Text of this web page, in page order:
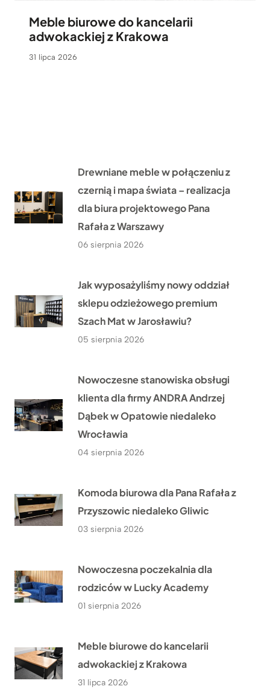
Meble biurowe do kancelarii
adwokackiej z Krakowa
31 lipca 2026
Drewniane meble w połączeniu z
czernią i mapa świata – realizacja
dla biura projektowego Pana
Rafała z Warszawy
06 sierpnia 2026
Jak wyposażyliśmy nowy oddział
sklepu odzieżowego premium
Szach Mat w Jarosławiu?
05 sierpnia 2026
Nowoczesne stanowiska obsługi
klienta dla firmy ANDRA Andrzej
Dąbek w Opatowie niedaleko
Wrocławia
04 sierpnia 2026
Komoda biurowa dla Pana Rafała z
Przyszowic niedaleko Gliwic
03 sierpnia 2026
Nowoczesna poczekalnia dla
rodziców w Lucky Academy
01 sierpnia 2026
Meble biurowe do kancelarii
adwokackiej z Krakowa
31 lipca 2026